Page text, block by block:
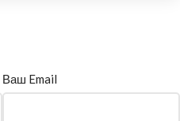
Ваш Email